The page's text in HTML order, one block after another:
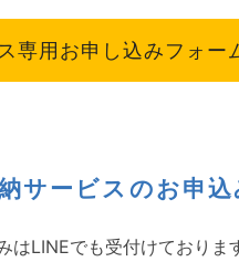
専用お申し込みフォー
サービスのお申
LINEでも受付けておりま